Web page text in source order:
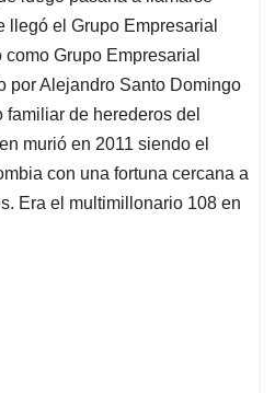
llegó el Grupo Empresarial
Grupo Empresarial
por Alejandro Santo Domingo
de herederos del
murió en 2011 siendo el
con una fortuna cercana a
Era el multimillonario 108 en